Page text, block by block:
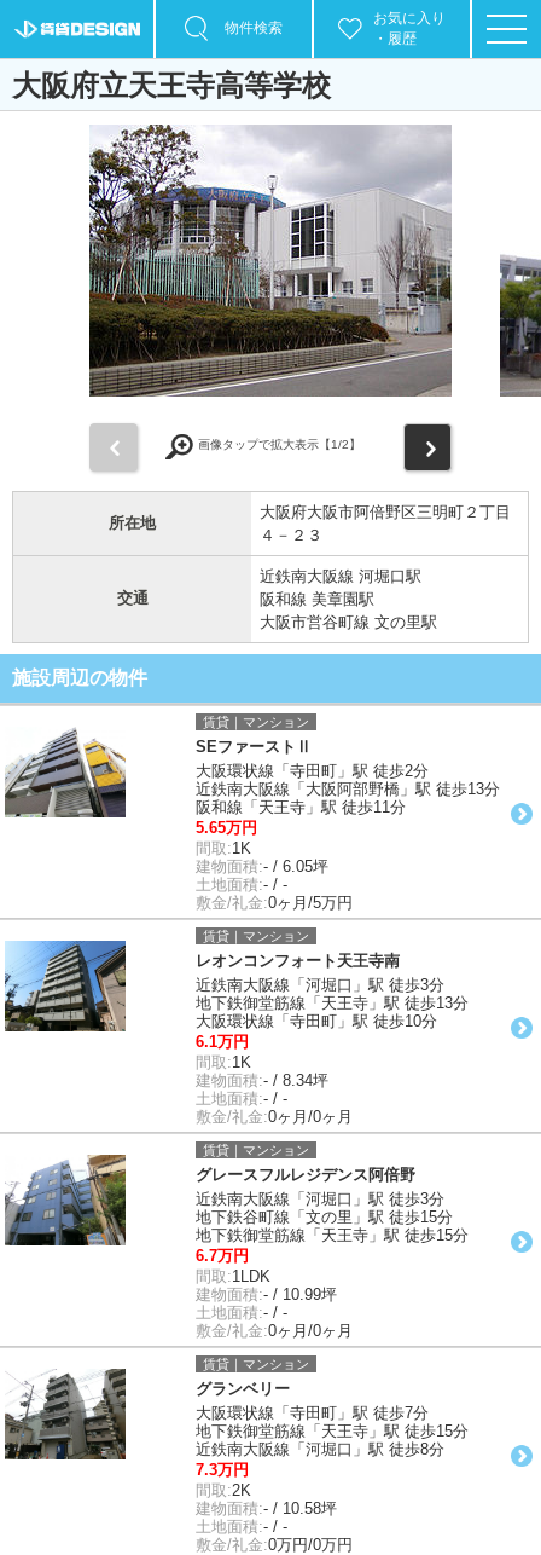
物件検索
お気に入り
・履歴
大阪府立天王寺高等学校
画像タップで拡大表示【1/2】
所在地
大阪府大阪市阿倍野区三明町２丁目
４－２３
交通
近鉄南大阪線 河堀口駅
阪和線 美章園駅
大阪市営谷町線 文の里駅
施設周辺の物件
賃貸｜マンション
SEファーストⅡ
大阪環状線「寺田町」駅 徒歩2分
近鉄南大阪線「大阪阿部野橋」駅 徒歩13分
阪和線「天王寺」駅 徒歩11分
5.65万円
間取:1K
建物面積:- / 6.05坪
土地面積:- / -
敷金/礼金:0ヶ月/5万円
賃貸｜マンション
レオンコンフォート天王寺南
近鉄南大阪線「河堀口」駅 徒歩3分
地下鉄御堂筋線「天王寺」駅 徒歩13分
大阪環状線「寺田町」駅 徒歩10分
6.1万円
間取:1K
建物面積:- / 8.34坪
土地面積:- / -
敷金/礼金:0ヶ月/0ヶ月
賃貸｜マンション
グレースフルレジデンス阿倍野
近鉄南大阪線「河堀口」駅 徒歩3分
地下鉄谷町線「文の里」駅 徒歩15分
地下鉄御堂筋線「天王寺」駅 徒歩15分
6.7万円
間取:1LDK
建物面積:- / 10.99坪
土地面積:- / -
敷金/礼金:0ヶ月/0ヶ月
賃貸｜マンション
グランベリー
大阪環状線「寺田町」駅 徒歩7分
地下鉄御堂筋線「天王寺」駅 徒歩15分
近鉄南大阪線「河堀口」駅 徒歩8分
7.3万円
間取:2K
建物面積:- / 10.58坪
土地面積:- / -
敷金/礼金:0万円/0万円